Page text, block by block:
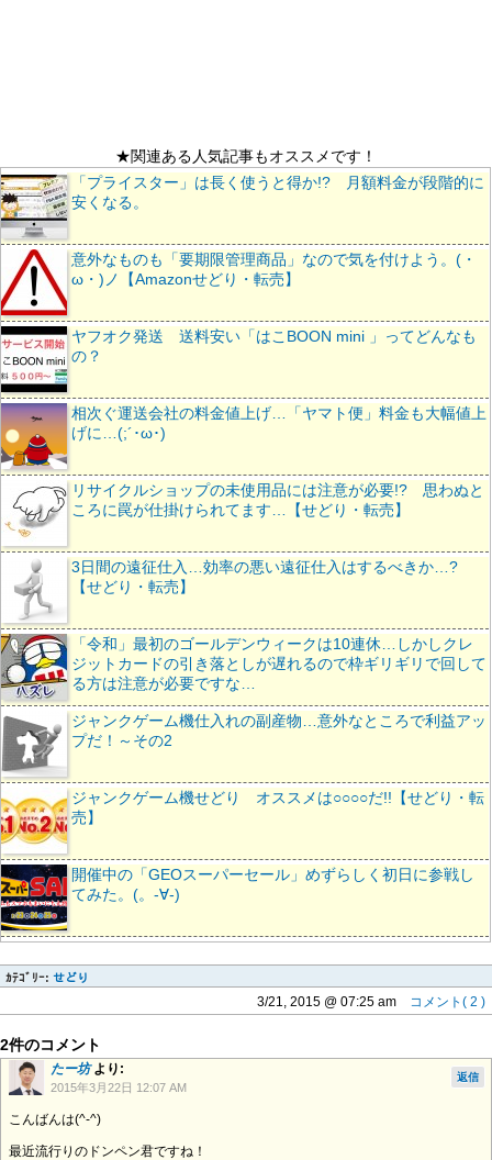
★関連ある人気記事もオススメです！
「プライスター」は長く使うと得か!? 月額料金が段階的に
安くなる。
意外なものも「要期限管理商品」なので気を付けよう。(・
ω・)ノ【Amazonせどり・転売】
ヤフオク発送 送料安い「はこBOON mini 」ってどんなも
の？
相次ぐ運送会社の料金値上げ…「ヤマト便」料金も大幅値上
げに…(;´･ω･)
リサイクルショップの未使用品には注意が必要!? 思わぬと
ころに罠が仕掛けられてます…【せどり・転売】
3日間の遠征仕入…効率の悪い遠征仕入はするべきか…?
【せどり・転売】
「令和」最初のゴールデンウィークは10連休…しかしクレ
ジットカードの引き落としが遅れるので枠ギリギリで回して
る方は注意が必要ですな…
ジャンクゲーム機仕入れの副産物…意外なところで利益アッ
プだ！～その2
ジャンクゲーム機せどり オススメは○○○○だ!!【せどり・転
売】
開催中の「GEOスーパーセール」めずらしく初日に参戦し
てみた。(。-∀-)
ｶﾃｺﾞﾘｰ: せどり
3/21, 2015 @ 07:25 am コメント( 2 )
2件のコメント
たー坊 より:
2015年3月22日 12:07 AM
こんばんは(^-^)
最近流行りのドンペン君ですね！
返信